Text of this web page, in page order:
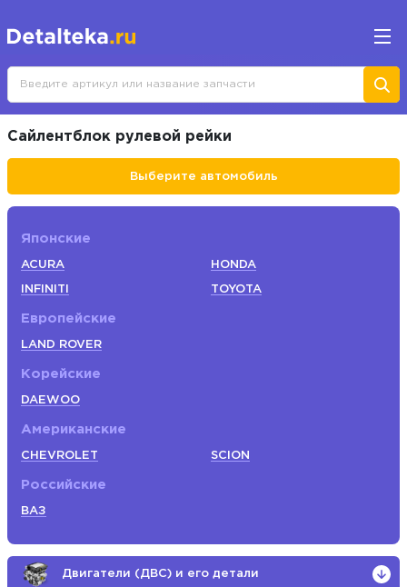
Сайлентблок рулевой рейки
Выберите автомобиль
Японские
ACURA HONDA
INFINITI TOYOTA
Европейские
LAND ROVER
Корейские
DAEWOO
Американские
CHEVROLET SCION
Российские
ВАЗ
Двигатели (ДВС) и его детали